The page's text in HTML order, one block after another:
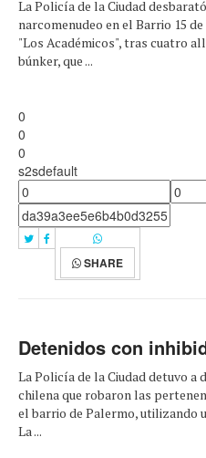
La Policía de la Ciudad
narcomenudeo en el Barrio 15
"Los Académicos", tras cuatro
búnker, que ...
0
0
0
s2sdefault
SHARE
Detenidos con
La Policía de la Ciudad detuvo a
chilena que robaron las
el barrio de Palermo, utilizando
La ...